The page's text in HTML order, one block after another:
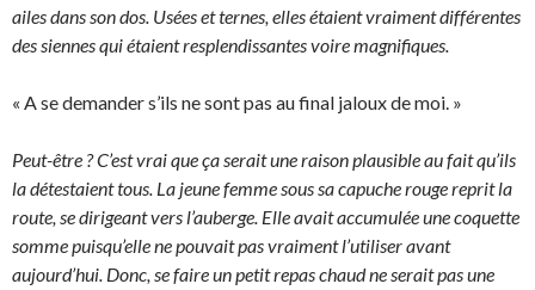
ailes dans son dos. Usées et ternes, elles étaient vraiment différentes
des siennes qui étaient resplendissantes voire magnifiques.
« A se demander s’ils ne sont pas au final jaloux de moi. »
Peut-être ? C’est vrai que ça serait une raison plausible au fait qu’ils
la détestaient tous. La jeune femme sous sa capuche rouge reprit la
route, se dirigeant vers l’auberge. Elle avait accumulée une coquette
somme puisqu’elle ne pouvait pas vraiment l’utiliser avant
aujourd’hui. Donc, se faire un petit repas chaud ne serait pas une